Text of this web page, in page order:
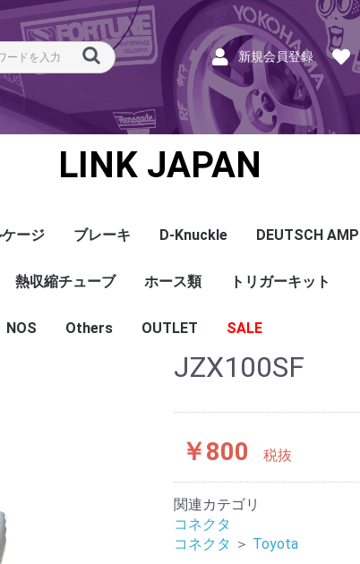
新規会員登録
LINK JAPAN
Terminals and Plugs
G1 - G4
CAN and Tuning
G4X - G4+
ー
ンサー
CAN＆Tuning ケーブ
コネクタ＆Pin
Wire-in ハーネス
拡張ハーネス G4+Kurofune
MAZDA
MITSUBISHI
HONDA
TOYOTA
NISSAN
クランクセンサー
温度センサー
MAPセンサー
圧力センサー
ノックセンサー
CAN ラムダ 空燃比
ブーストコントロール
Injector
ISC
その他
ス
ージ ブレーキ D-Knuckle DEUTSCH AMP
AMP SSC
DTM
DT
DTP
その他
配線
シールド線
モールド線
配線
シールド線
モールド線
熱収縮チューブ
ハンダ付 収縮チュー
耐熱収縮メッシュチュ
切れ込み付 メッシュ
DR
DW
DW クリア
その他
ホース類
シリコンホース
耐熱スリーブ
バキュームホース
燃料ホース
トリガーキット
NOS Others
エンジンハーネス
OUTLET SALE
ECU
PDM
CAN and Tuning
CAN Keypad/Button
LOOMS
MAPセンサー
温度センサー
イグニッション
インジェクション
CAN Lambda
チューニングツール
圧力センサー
電動スロットル
ブーストコントロー
EGT
アクセサリー・他
JZX100SF
￥800 税抜
関連カテゴリ
コネクタ
コネクタ ＞ Toyota